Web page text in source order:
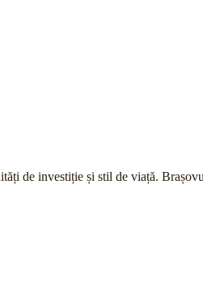
de investiție și stil de viață.